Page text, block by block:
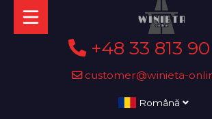
+48 33 813
customer@winieta-
Română